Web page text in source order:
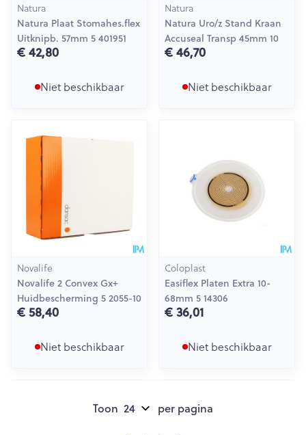
Natura
Natura Plaat Stomahes.flex
Uitknipb. 57mm 5 401951
€ 42,80
Niet beschikbaar
Natura
Natura Uro/z Stand Kraan
Accuseal Transp 45mm 10
€ 46,70
Niet beschikbaar
Novalife
Novalife 2 Convex Gx+
Huidbescherming 5 2055-10
€ 58,40
Niet beschikbaar
Coloplast
Easiflex Platen Extra 10-
68mm 5 14306
€ 36,01
Niet beschikbaar
Toon per pagina